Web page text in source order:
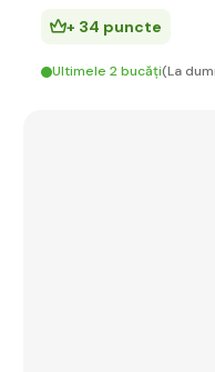
+ 34 puncte
Ultimele 2 bucăți(La